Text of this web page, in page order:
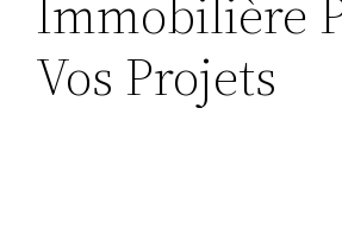
Immobilière
Vos Projets